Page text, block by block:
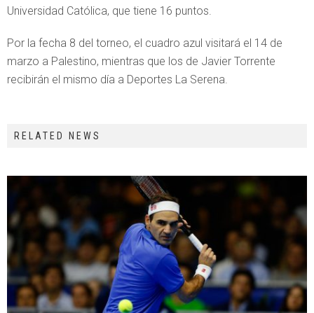
Universidad Católica, que tiene 16 puntos.
Por la fecha 8 del torneo, el cuadro azul visitará el 14 de
marzo a Palestino, mientras que los de Javier Torrente
recibirán el mismo día a Deportes La Serena.
RELATED NEWS